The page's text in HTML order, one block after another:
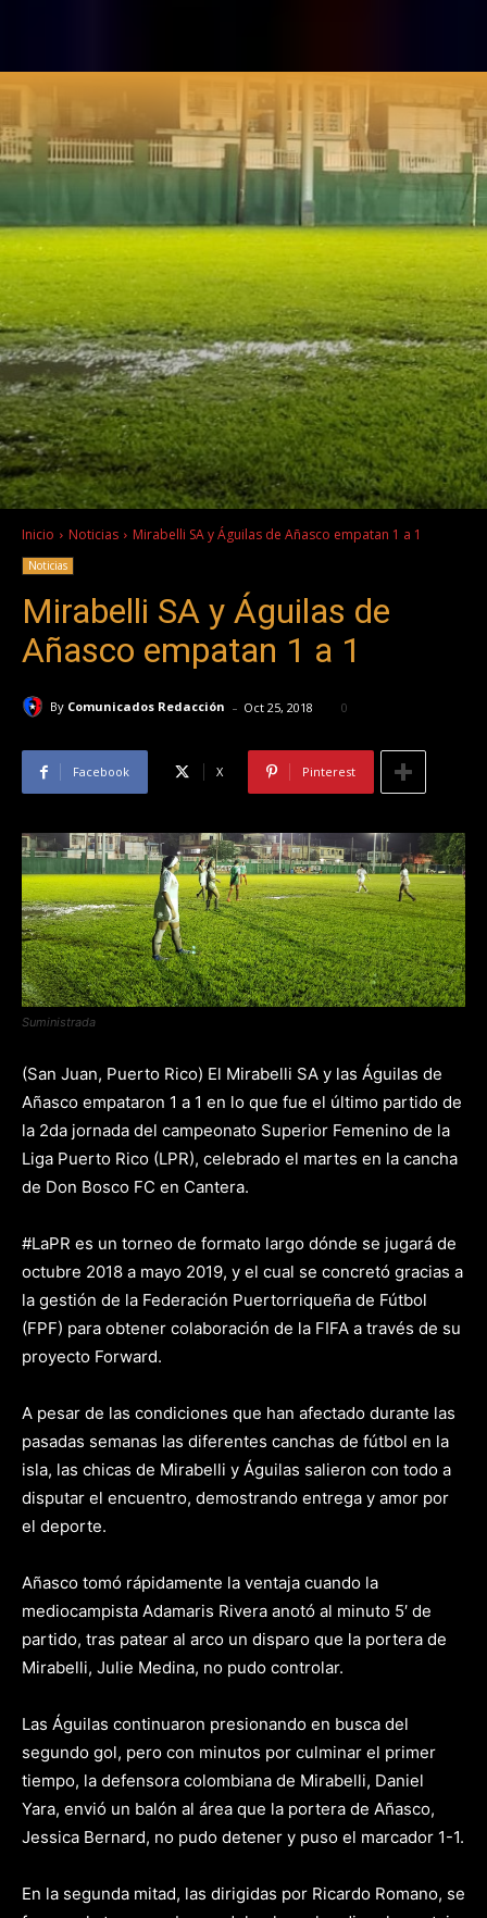
Inicio Noticias Mirabelli SA y Águilas de Añasco empatan 1 a 1
Noticias
Mirabelli SA y Águilas de
Añasco empatan 1 a 1
By Comunicados Redacción - Oct 25, 2018 0
Facebook X Pinterest
Suministrada
(San Juan, Puerto Rico) El Mirabelli SA y las Águilas de
Añasco empataron 1 a 1 en lo que fue el último partido de
la 2da jornada del campeonato Superior Femenino de la
Liga Puerto Rico (LPR), celebrado el martes en la cancha
de Don Bosco FC en Cantera.
#LaPR es un torneo de formato largo dónde se jugará de
octubre 2018 a mayo 2019, y el cual se concretó gracias a
la gestión de la Federación Puertorriqueña de Fútbol
(FPF) para obtener colaboración de la FIFA a través de su
proyecto Forward.
A pesar de las condiciones que han afectado durante las
pasadas semanas las diferentes canchas de fútbol en la
isla, las chicas de Mirabelli y Águilas salieron con todo a
disputar el encuentro, demostrando entrega y amor por
el deporte.
Añasco tomó rápidamente la ventaja cuando la
mediocampista Adamaris Rivera anotó al minuto 5′ de
partido, tras patear al arco un disparo que la portera de
Mirabelli, Julie Medina, no pudo controlar.
Las Águilas continuaron presionando en busca del
segundo gol, pero con minutos por culminar el primer
tiempo, la defensora colombiana de Mirabelli, Daniel
Yara, envió un balón al área que la portera de Añasco,
Jessica Bernard, no pudo detener y puso el marcador 1-1.
En la segunda mitad, las dirigidas por Ricardo Romano, se